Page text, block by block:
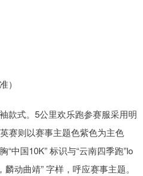
）
款式。5公里欢乐跑参赛服采用明
赛则以赛事主题色紫色为主色
中国10K” 标识与“云南四季跑”lo
动曲靖” 字样，呼应赛事主题。